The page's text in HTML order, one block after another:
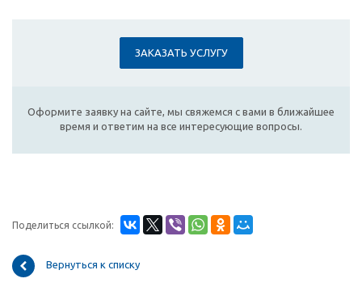
ЗАКАЗАТЬ УСЛУГУ
Оформите заявку на сайте, мы свяжемся с вами в ближайшее
время и ответим на все интересующие вопросы.
Поделиться ссылкой:
Вернуться к списку